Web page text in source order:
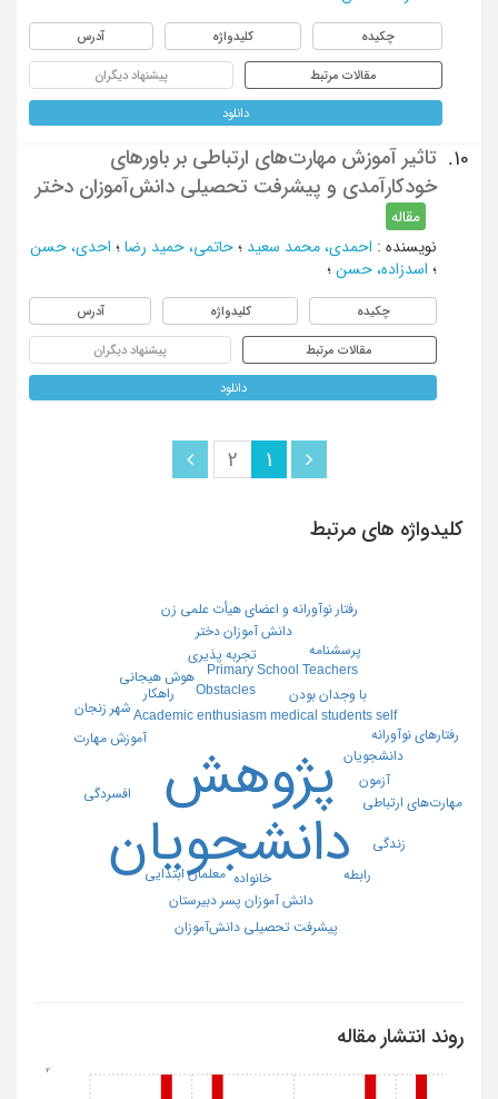
چکیده کلیدواژه آدرس
مقالات مرتبط پیشنهاد دیگران
دانلود
10.
تاثیر آموزش مهارت‌های ارتباطی بر باورهای
خودکارآمدی و پیشرفت تحصیلی دانش‌آموزان دختر
مقاله
نویسنده : احمدی، محمد سعید ؛ حاتمی، حمید رضا ؛ احدی، حسن
؛ اسدزاده، حسن ؛
چکیده کلیدواژه آدرس
مقالات مرتبط پیشنهاد دیگران
دانلود
1
2
کلیدواژه های مرتبط
پژوهش
دانشجویان
Academic enthusiasm medical students self
Obstacles
Primary School Teachers
با وجدان بودن
تجربه پذیری
خانواده
دانش آموزان پسر دبیرستان
دانش آموزان دختر
دانشجویان
راهکار
رفتار نوآورانه و اعضاي هيأت علمي زن
معلمان ابتدایی
هوش هیجانی
آزمون
آموزش مهارت
افسردگی
پرسشنامه
پیشرفت تحصیلی دانش‌آموزان
رابطه
رفتارهای نوآورانه
زندگی
شهر زنجان
مهارت‌هاى ارتباطى
روند انتشار مقاله
2